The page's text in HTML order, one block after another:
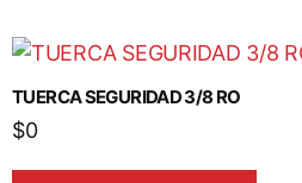
TUERCA SEGURIDAD 3/8 RO
$0